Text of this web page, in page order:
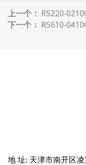
上一个： RS220-
下一个： RS610-
地 址: 天津市南开区